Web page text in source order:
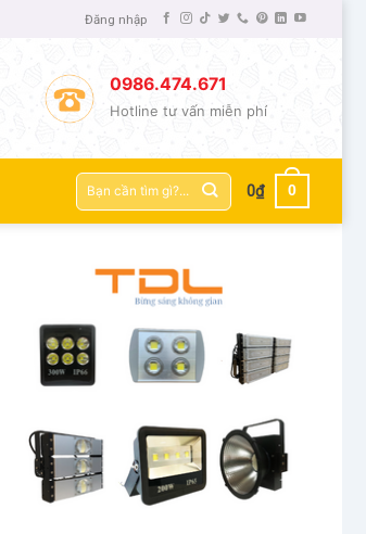
Đăng nhập
0986.474.671
Hotline tư vấn miễn phí
Tìm
kiếm:
0₫ 0